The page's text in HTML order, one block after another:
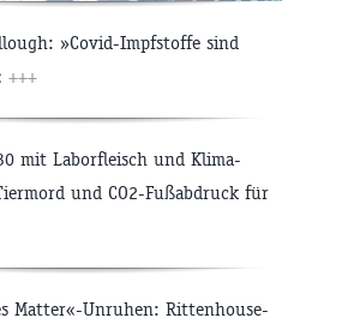
»Covid-Impfstoffe sind
+++
mit Laborfleisch und Klima-
und CO2-Fußabdruck für
Matter«-Unruhen: Rittenhouse-